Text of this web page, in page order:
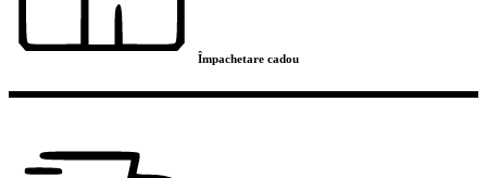
Împachetare cadou